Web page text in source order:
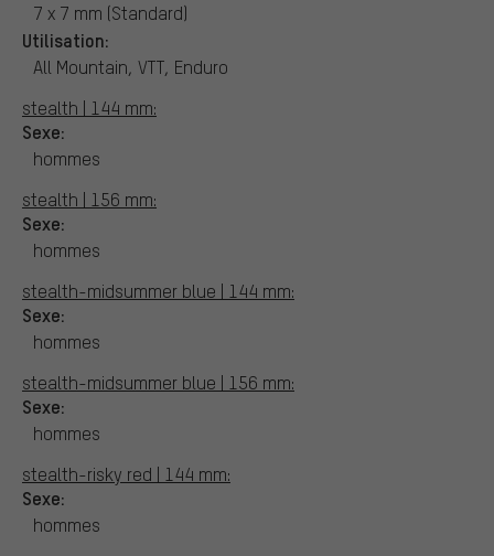
7 x 7 mm (Standard)
Utilisation:
All Mountain, VTT, Enduro
stealth | 144 mm:
Sexe:
hommes
stealth | 156 mm:
Sexe:
hommes
stealth-midsummer blue | 144 mm:
Sexe:
hommes
stealth-midsummer blue | 156 mm:
Sexe:
hommes
stealth-risky red | 144 mm:
Sexe:
hommes